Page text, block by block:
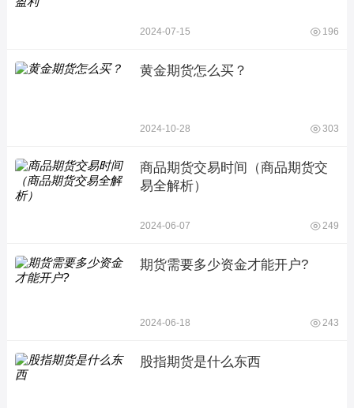
2024-07-15 196
黄金期货怎么买？
2024-10-28 303
商品期货交易时间（商品期货交
易全解析）
2024-06-07 249
期货需要多少资金才能开户?
2024-06-18 243
股指期货是什么东西